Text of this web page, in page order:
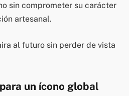
sin comprometer su carácter
artesanal.
al futuro sin perder de vista
un ícono global